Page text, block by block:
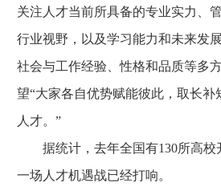
关注人才当前所具备的专业实力、
行业视野，以及学习能力和未来发
社会与工作经验、性格和品质等多
望“大家各自优势赋能彼此，取长补
人才。”
据统计，去年全国有130所高校
一场人才机遇战已经打响。